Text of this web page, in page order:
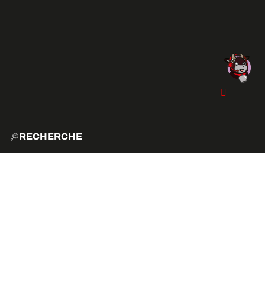
RECHERCHE